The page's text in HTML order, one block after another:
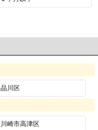
品川区
川崎市高津区